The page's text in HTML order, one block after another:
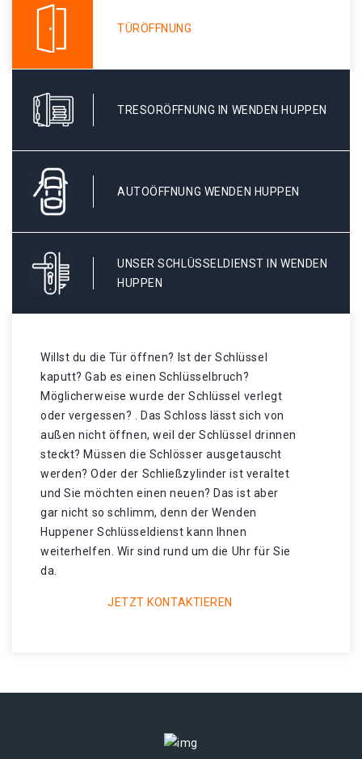
TÜRÖFFNUNG
TRESORÖFFNUNG IN WENDEN HUPPEN
AUTOÖFFNUNG WENDEN HUPPEN
UNSER SCHLÜSSELDIENST IN WENDEN
HUPPEN
Willst du die Tür öffnen? Ist der Schlüssel
kaputt? Gab es einen Schlüsselbruch?
Möglicherweise wurde der Schlüssel verlegt
oder vergessen? . Das Schloss lässt sich von
außen nicht öffnen, weil der Schlüssel drinnen
steckt? Müssen die Schlösser ausgetauscht
werden? Oder der Schließzylinder ist veraltet
und Sie möchten einen neuen? Das ist aber
gar nicht so schlimm, denn der Wenden
Huppener Schlüsseldienst kann Ihnen
weiterhelfen. Wir sind rund um die Uhr für Sie
da.
JETZT KONTAKTIEREN